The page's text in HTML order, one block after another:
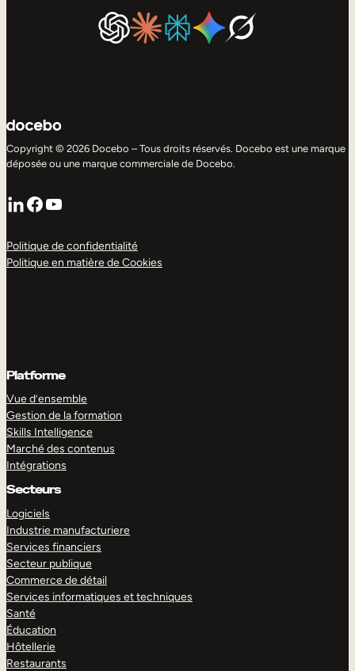
Copyright © 2026 Docebo – Tous droits réservés. Docebo est une marque
déposée ou une marque commerciale de Docebo.
LinkedIn
Facebook
YouTube
Politique de confidentialité
Politique en matière de Cookies
Platforme
Vue d’ensemble
Gestion de la formation
Skills Intelligence
Marché des contenus
Intégrations
Secteurs
Logiciels
Industrie manufacturiere
Services financiers
Secteur publique
Commerce de détail
Services informatiques et techniques
Santé
Éducation
Hôtellerie
Restaurants